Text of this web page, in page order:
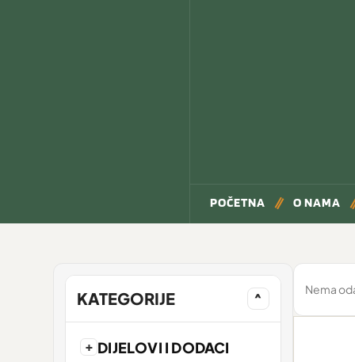
POČETNA O NAMA
KATEGORIJE ^
+ DIJELOVI I DODACI
Nema